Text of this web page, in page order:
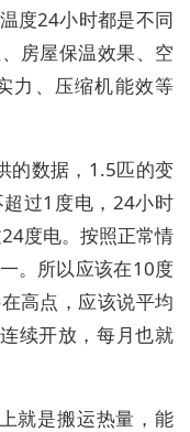
度24小时都是不同
房屋保温效果、空
力、压缩机能效等
数据，1.5匹的变
过1度电，24小时
度电。按照正常情
。所以应该在10度
高点，应该说平均
续开放，每月也就
是搬运热量，能